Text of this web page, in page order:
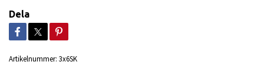
Dela
Artikelnummer: 3x6SK